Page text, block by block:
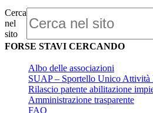
Cerca
nel
sito
FORSE STAVI CERCANDO
Albo delle associazioni
SUAP – Sportello Unico Attività
Rilascio patente abilitazione
Amministrazione trasparente
FAQ